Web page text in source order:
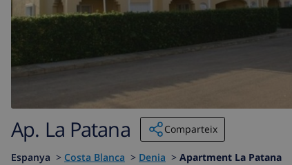
Ap. La Patana Comparteix
Espanya > Costa Blanca > Denia > Apartment La Patana